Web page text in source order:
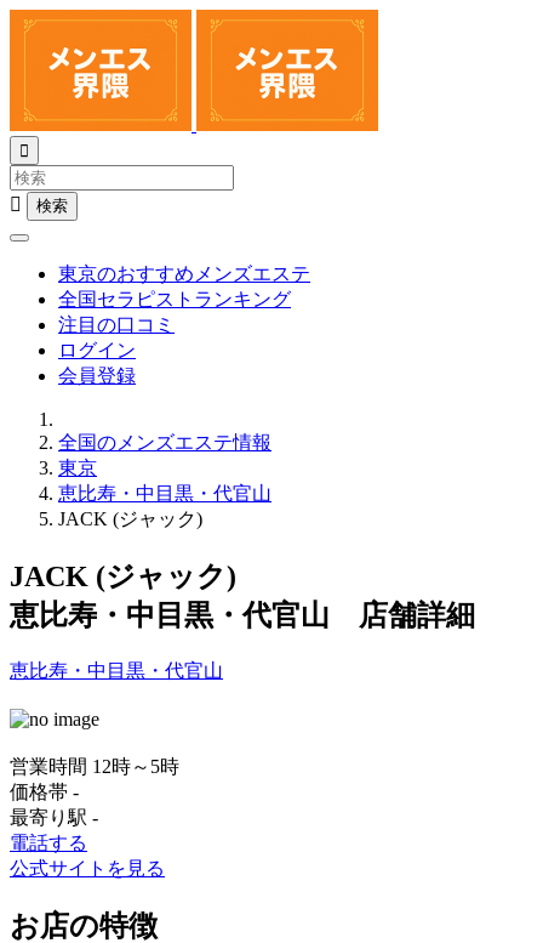


東京のおすすめメンズエステ
全国セラピストランキング
注目の口コミ
ログイン
会員登録
全国のメンズエステ情報
東京
恵比寿・中目黒・代官山
JACK (ジャック)
JACK (ジャック)
恵比寿・中目黒・代官山 店舗詳細
恵比寿・中目黒・代官山
営業時間 12時～5時
価格帯 -
最寄り駅 -
電話する
公式サイトを見る
お店の特徴